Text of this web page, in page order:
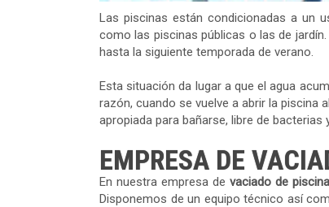
Las piscinas están condicionadas a un
como las piscinas públicas o las de
hasta la siguiente temporada de verano.
Esta situación da lugar a que el agua
razón, cuando se vuelve a abrir la piscina
apropiada para bañarse, libre de bacterias
EMPRESA DE
En nuestra empresa devaciado de
Disponemos de un equipo técnico así